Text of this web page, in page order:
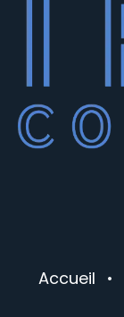
Accueil •